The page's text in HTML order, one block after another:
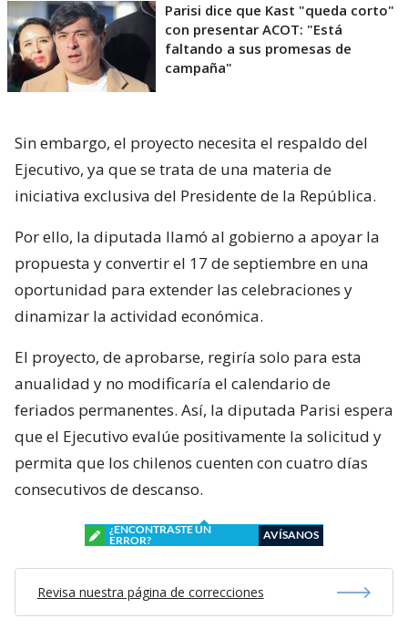
Parisi dice que Kast "queda corto"
con presentar ACOT: "Está
faltando a sus promesas de
campaña"
Sin embargo, el proyecto necesita el respaldo del
Ejecutivo, ya que se trata de una materia de
iniciativa exclusiva del Presidente de la República.
Por ello, la diputada llamó al gobierno a apoyar la
propuesta y convertir el 17 de septiembre en una
oportunidad para extender las celebraciones y
dinamizar la actividad económica.
El proyecto, de aprobarse, regiría solo para esta
anualidad y no modificaría el calendario de
feriados permanentes. Así, la diputada Parisi espera
que el Ejecutivo evalúe positivamente la solicitud y
permita que los chilenos cuenten con cuatro días
consecutivos de descanso.
¿ENCONTRASTE UN
ERROR?
AVÍSANOS
Revisa nuestra página de correcciones